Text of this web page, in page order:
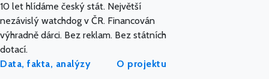
10 let hlídáme český stát. Největší
nezávislý watchdog v ČR. Financován
výhradně dárci. Bez reklam. Bez státních
dotací.
Data, fakta, analýzy
O projektu